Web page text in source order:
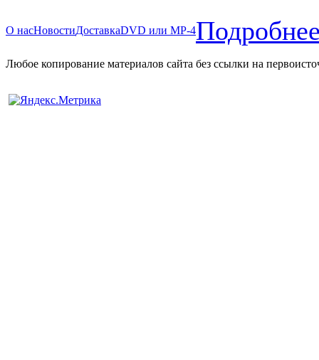
О насНовостиДоставкаDVD или MP-4
Любое копирование материалов сайта без ссылки на